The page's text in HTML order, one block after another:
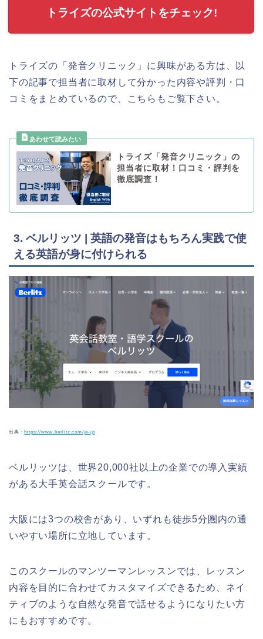
トライズの公式サイトをチェック!
トライズの「発音クリニック」に興味がある方は、以
下の記事で担当者に取材して分かった内容や評判・口
コミをまとめているので、こちらもご覧下さい。
トライズ「発音クリニック」の
担当者に取材！口コミ・評判を
徹底調査！
3. ベルリッツ | 英語の発音はもちろん実践で使
える英語が身に付けられる
出典： https://www.berlitz.com/ja-jp
ベルリッツは、世界20,000社以上の企業での導入実績
がある大手英会話スクールです。
大阪には3つの校舎があり、いずれも徒歩5分圏内の通
いやすい場所に立地しています。
このスクールのマンツーマンレッスンでは、レッスン
内容を目的に合わせてカスタマイズできるため、ネイ
ティブのような自然な発音で話せるようになりたい方
にもおすすめです。